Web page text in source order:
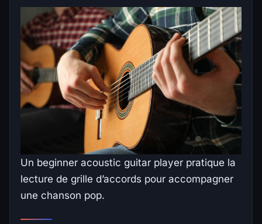
Un beginner acoustic guitar player pratique la
lecture de grille d’accords pour accompagner
une chanson pop.